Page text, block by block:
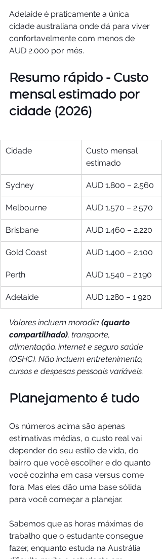
Adelaide é praticamente a única
cidade australiana onde dá para viver
confortavelmente com menos de
AUD 2.000 por mês.
Resumo rápido - Custo
mensal estimado por
cidade (2026)
Cidade
Custo mensal
estimado
Sydney AUD 1.800 – 2.560
Melbourne AUD 1.570 – 2.570
Brisbane AUD 1.460 – 2.220
Gold Coast AUD 1.400 – 2.100
Perth AUD 1.540 – 2.190
Adelaide AUD 1.280 – 1.920
Valores incluem moradia (quarto
compartilhado), transporte,
alimentação, internet e seguro saúde
(OSHC). Não incluem entretenimento,
cursos e despesas pessoais variáveis.
Planejamento é tudo
Os números acima são apenas
estimativas médias, o custo real vai
depender do seu estilo de vida, do
bairro que você escolher e do quanto
você cozinha em casa versus come
fora. Mas eles dão uma base sólida
para você começar a planejar.
Sabemos que as horas máximas de
trabalho que o estudante consegue
fazer, enquanto estuda na Austrália